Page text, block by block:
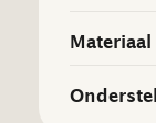
Onderstel